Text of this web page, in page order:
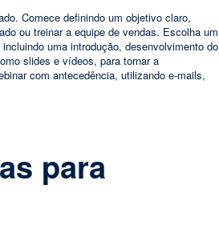
Comece definindo um objetivo claro,
ou treinar a equipe de vendas. Escolha um
uma introdução, desenvolvimento do
slides e vídeos, para tornar a
com antecedência, utilizando e-mails,
para